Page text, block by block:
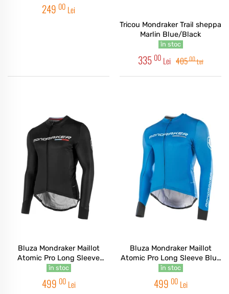
249 00 Lei
Tricou Mondraker Trail sheppa
Marlin Blue/Black
în stoc
335 00 Lei 40500Lei
Bluza Mondraker Maillot
Atomic Pro Long Sleeve
Black
în stoc
499 00 Lei
Bluza Mondraker Maillot
Atomic Pro Long Sleeve Blue
Marlin
în stoc
499 00 Lei